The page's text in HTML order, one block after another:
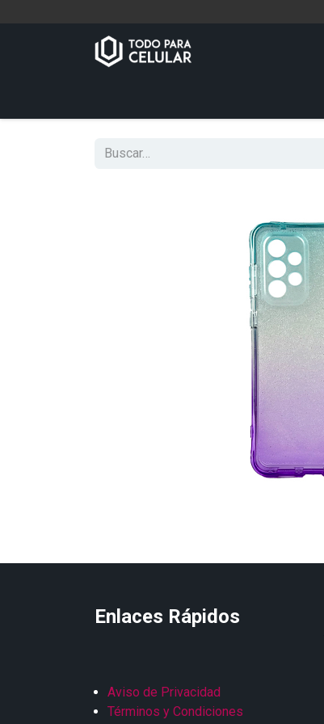
Enlaces Rápidos
Aviso de Privacidad
Términos y Condiciones